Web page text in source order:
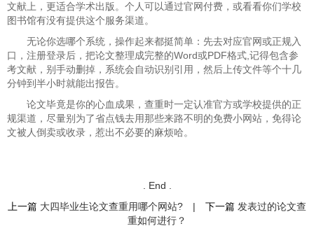
文献上，更适合学术出版。个人可以通过官网付费，或看看你们学校
图书馆有没有提供这个服务渠道。
无论你选哪个系统，操作起来都挺简单：先去对应官网或正规入
口，注册登录后，把论文整理成完整的Word或PDF格式,记得包含参
考文献，别手动删掉，系统会自动识别引用，然后上传文件等个十几
分钟到半小时就能出报告。
论文毕竟是你的心血成果，查重时一定认准官方或学校提供的正
规渠道，尽量别为了省点钱去用那些来路不明的免费小网站，免得论
文被人倒卖或收录，惹出不必要的麻烦哈。
. End .
上一篇 大四毕业生论文查重用哪个网站? | 下一篇 发表过的论文查
重如何进行？